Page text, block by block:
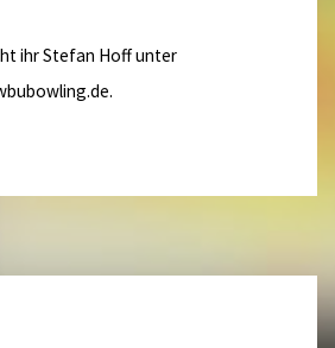
ihr Stefan Hoff unter